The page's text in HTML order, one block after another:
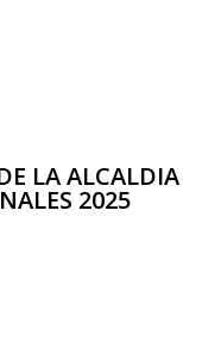
LA ALCALDIA
2025